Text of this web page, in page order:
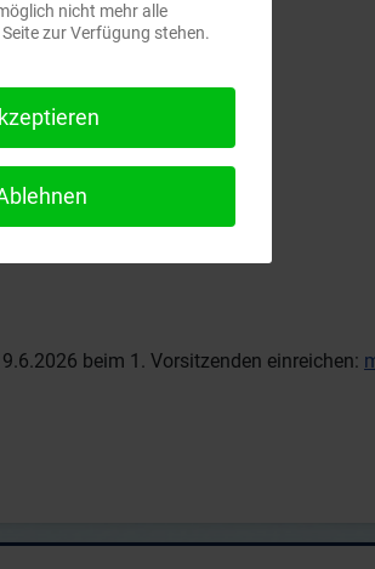
beim 1. Vorsitzenden einreichen:
nicht mehr alle
zur Verfügung stehen.